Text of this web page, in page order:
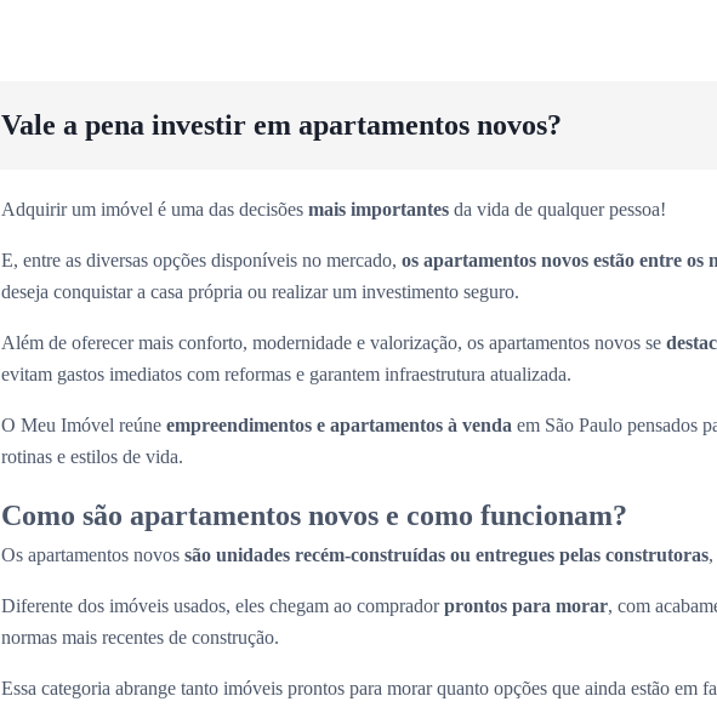
Vale a pena investir em apartamentos novos?
Adquirir um imóvel é uma das decisões mais importantes da vida de qualquer pessoa!
E, entre as diversas opções disponíveis no mercado, os apartamentos novos estão entre os
deseja conquistar a casa própria ou realizar um investimento seguro.
Além de oferecer mais conforto, modernidade e valorização, os apartamentos novos se
evitam gastos imediatos com reformas e garantem infraestrutura atualizada.
O Meu Imóvel reúne empreendimentos e apartamentos à venda em São Paulo pensados
rotinas e estilos de vida.
Como são apartamentos novos e como funcionam?
Os apartamentos novos são unidades recém-construídas ou entregues pelas construtoras
Diferente dos imóveis usados, eles chegam ao compradorprontos para morar, com
normas mais recentes de construção.
Essa categoria abrange tanto imóveis prontos para morar quanto opções que ainda estão em